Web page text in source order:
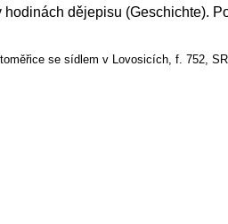
dějepisu (Geschichte).
se sídlem v Lovosicích, f. 752,